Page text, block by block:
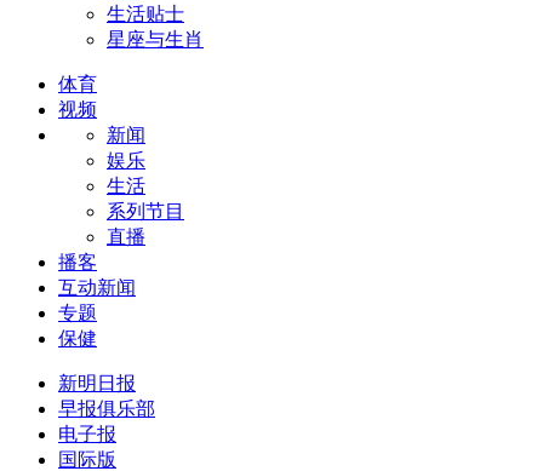
生活贴士
星座与生肖
体育
视频
新闻
娱乐
生活
系列节目
直播
播客
互动新闻
专题
保健
新明日报
早报俱乐部
电子报
国际版